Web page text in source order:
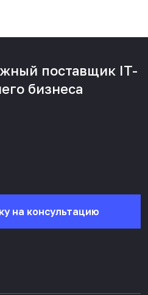
поставщик IT-
бизнеса
на консультацию